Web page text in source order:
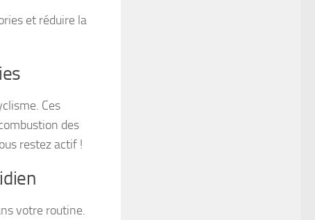
et réduire la
Ces
des
restez actif !
votre routine.